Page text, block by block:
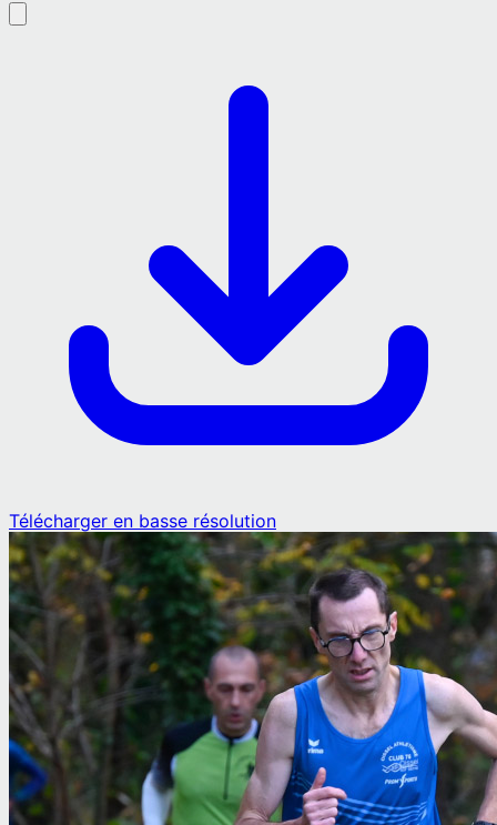
Télécharger en basse résolution